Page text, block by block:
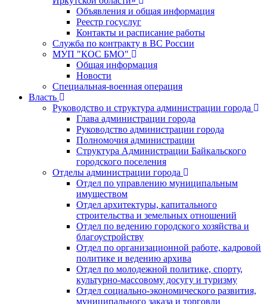
Объявления и общая информация
Реестр госуслуг
Контакты и расписание работы
Служба по контракту в ВС России
МУП "КОС БМО"
Общая информация
Новости
Специальная-военная операция
Власть
Руководство и структура администрации города
Глава администрации города
Руководство администрации города
Полномочия администрации
Структура Администрации Байкальского
городского поселения
Отделы администрации города
Отдел по управлению муниципальным
имуществом
Отдел архитектуры, капитального
строительства и земельных отношений
Отдел по ведению городского хозяйства и
благоустройству
Отдел по организационной работе, кадровой
политике и ведению архива
Отдел по молодежной политике, спорту,
культурно-массовому досугу и туризму
Отдел социально-экономического развития,
муниципального заказа и торговли